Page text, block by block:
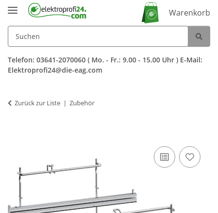
Warenkorb
Telefon: 03641-2070060 ( Mo. - Fr.: 9.00 - 15.00 Uhr ) E-Mail:
Elektroprofi24@die-eag.com
Zurück zur Liste Zubehör